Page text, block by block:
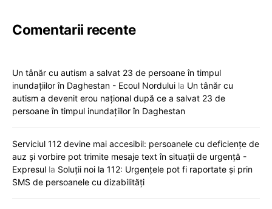
Comentarii recente
Un tânăr cu autism a salvat 23 de persoane în timpul
inundațiilor în Daghestan - Ecoul Nordului la Un tânăr cu
autism a devenit erou național după ce a salvat 23 de
persoane în timpul inundațiilor în Daghestan
Serviciul 112 devine mai accesibil: persoanele cu deficiențe de
auz și vorbire pot trimite mesaje text în situații de urgență -
Expresul la Soluții noi la 112: Urgențele pot fi raportate și prin
SMS de persoanele cu dizabilități